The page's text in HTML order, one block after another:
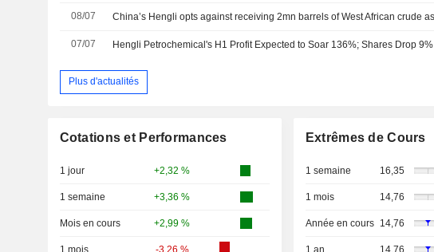
08/07
07/07 Hengli Petrochemical's H1 Profit Expected to Soar 136%; Shares Drop 9%
Plus d'actualités
Cotations et Performances
1 jour +2,32 %
1 semaine +3,36 %
Mois en cours +2,99 %
1 mois -3,26 %
Extrêmes de Cours
1 semaine 16,35
1 mois 14,76
Année en cours 14,76
1 an 14,76